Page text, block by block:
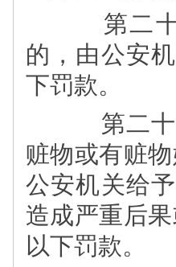
第二十
的，由公安
下罚款。
第二十
赃物或有赃
公安机关给
造成严重后
以下罚款。